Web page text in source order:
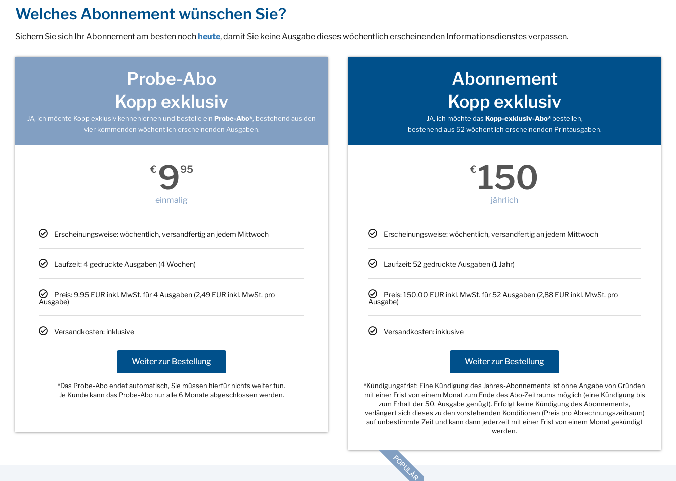
Welches Abonnement wünschen Sie?
Sichern Sie sich Ihr Abonnement am besten nochheute, damit Sie keine Ausgabe dieses wöchentlich erscheinenden Informationsdienstes verpassen.
Probe-Abo
Kopp exklusiv
JA, ich möchte Kopp exklusiv kennenlernen und bestelle ein Probe-Abo*, bestehend aus den
vier kommenden wöchentlich erscheinenden Ausgaben.
€ 995
einmalig
Erscheinungsweise: wöchentlich, versandfertig an jedem Mittwoch
Laufzeit: 4 gedruckte Ausgaben (4 Wochen)
Preis: 9,95 EUR inkl. MwSt. für 4 Ausgaben (2,49 EUR inkl. MwSt. pro
Ausgabe)
Versandkosten: inklusive
Weiter zur Bestellung
*Das Probe-Abo endet automatisch, Sie müssen hierfür nichts weiter tun.
Je Kunde kann das Probe-Abo nur alle 6 Monate abgeschlossen werden.
Abonnement
Kopp exklusiv
JA, ich möchte das Kopp-exklusiv-Abo*bestellen,
bestehend aus 52 wöchentlich erscheinenden Printausgaben.
€ 150
jährlich
Erscheinungsweise: wöchentlich, versandfertig an jedem Mittwoch
Laufzeit: 52 gedruckte Ausgaben (1 Jahr)
Preis: 150,00 EUR inkl. MwSt. für 52 Ausgaben (2,88 EUR inkl. MwSt. pro
Ausgabe)
Versandkosten: inklusive
Weiter zur Bestellung
*Kündigungsfrist: Eine Kündigung des Jahres-Abonnements ist ohne Angabe von Gründen
mit einer Frist von einem Monat zum Ende des Abo-Zeitraums möglich (eine Kündigung bis
zum Erhalt der 50. Ausgabe genügt). Erfolgt keine Kündigung des Abonnements,
verlängert sich dieses zu den vorstehenden Konditionen (Preis pro Abrechnungszeitraum)
auf unbestimmte Zeit und kann dann jederzeit mit einer Frist von einem Monat gekündigt
werden.
POPULÄR